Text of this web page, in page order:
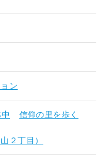
ン
信仰の里を歩く
２丁目）